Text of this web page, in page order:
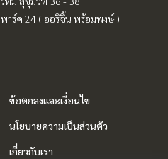
พาร์ค 24 ( ออริจิ้น พร้อมพงษ์ )
ข้อตกลงและเงื่อนไข
นโยบายความเป็นส่วนตัว
เกี่ยวกับเรา